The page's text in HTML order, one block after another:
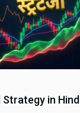
in Hindi